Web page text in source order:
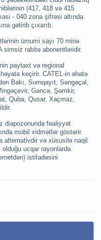
(417, 418 və 415
- 040 zona şifrəsi altında
gətirib çıxarıb.
ümumi sayı 70 minə
simsiz rabitə abonentləridir.
paytaxt və regional
keçirir. CATEL-in əhatə
Bakı, Sumqayıt, Səngəçal,
Gəncə, Şəmkir,
Quba, Qusar, Xaçmaz,
diapozonunda fəaliyyət
mobil xidmətlər göstərir.
alternativdir və xüsusilə naqil
ucqar rayonlarda
istifadəsini